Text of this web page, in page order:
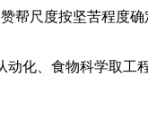
尺度按坚苦程度确
、食物科学取工